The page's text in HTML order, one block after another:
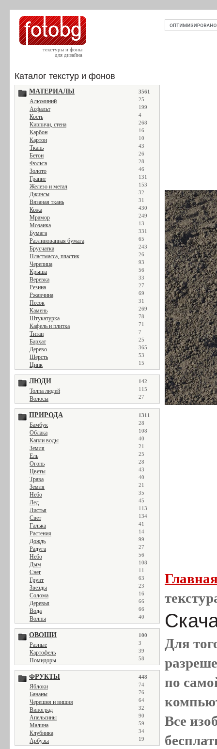
текстуры и фоны
для дизайна
Каталог текстур и фонов
МАТЕРИАЛЫ 3561
Алюминий 25
Асфальт 199
Кость 4
Кирпичи, стена 268
Карбон 16
Картон 10
Ткань 43
Бетон 26
Фольга 28
Золото 46
Гранит 131
Железо и метал 153
Джинсы 32
Вязаная ткань 31
Кожа 430
Мрамор 249
Мозаика 13
Бумага 331
Разлинованная бумага 65
Брусчатка 243
Пластмасса, пластик 26
Черепица 93
Крыша 56
Веревка 33
Резина 27
Ржавчина 69
Песок 31
Камень 269
Штукатурка 78
Кафель и плитка 71
Титан 7
Бархат 25
Дерево 365
Шерсть 53
Цинк 15
ЛЮДИ 142
Толпа людей 115
Волосы 27
ПРИРОДА 1311
Бамбук 28
Облака 108
Капли воды 40
Земля 21
Ель 25
Огонь 28
Цветы 43
Трава 40
Земля 21
Небо 35
Лед 45
Листья 113
Свет 134
Галька 41
Растения 14
Дождь 99
Радуга 27
Небо 56
Дым 108
Снег 11
Грунт 63
Звезды 23
Солома 16
Деревья 66
Вода 66
Волны 40
ОВОЩИ 100
Разные 3
Картофель 39
Помидоры 58
ФРУКТЫ 448
Яблоки 74
Бананы 76
Черешня и вишня 64
Виноград 32
Апельсины 90
Малина 59
Клубника 34
Арбузы 19
Для
по
Все